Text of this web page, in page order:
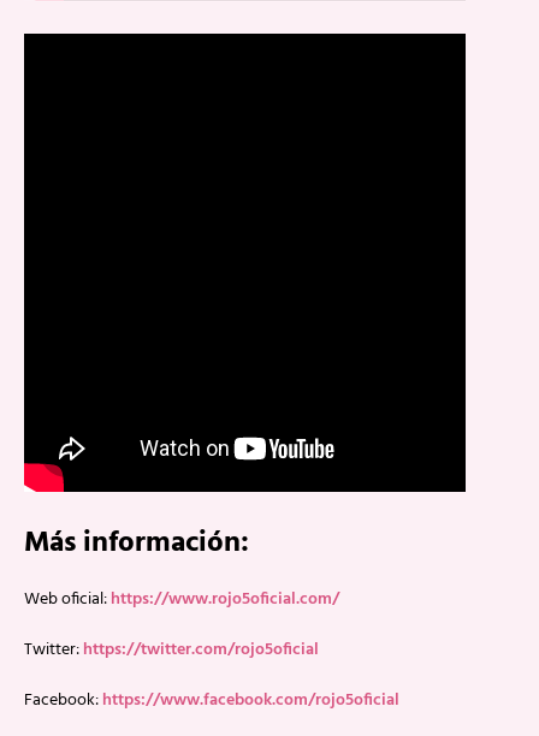
Más información:
Web oficial:https://www.rojo5oficial.com/
Twitter:https://twitter.com/rojo5oficial
Facebook:https://www.facebook.com/rojo5oficial